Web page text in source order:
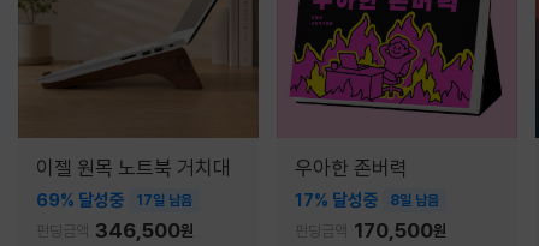
이젤 원목 노트북 거치대
69% 달성중 17일 남음
펀딩금액 346,500원
우아한 존버력
17% 달성중 8일 남음
펀딩금액 170,500원